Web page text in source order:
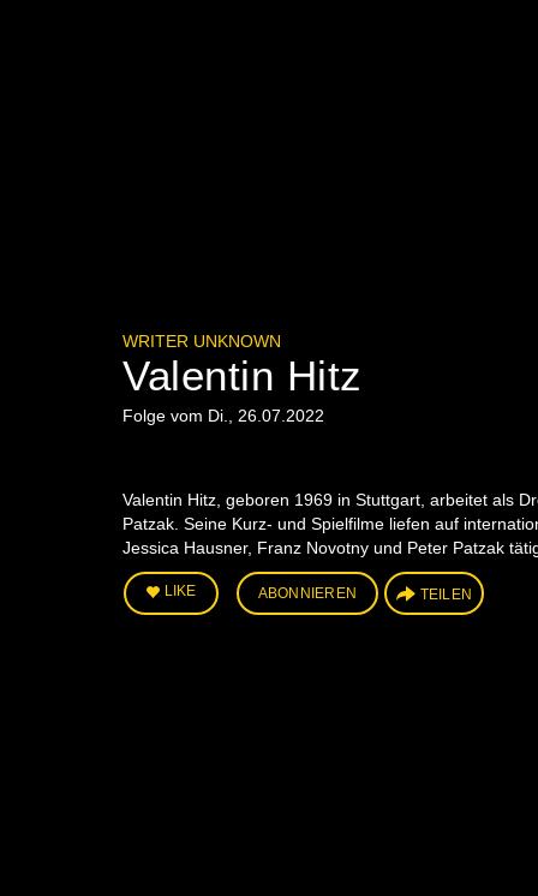
WRITER UNKNOWN
Valentin Hitz
Folge vom Di., 26.07.2022
Valentin Hitz, geboren 1969 in Stuttgart, arbeitet als
Patzak. Seine Kurz- und Spielfilme liefen auf
Jessica Hausner, Franz Novotny und Peter Patzak
LIKE ABONNIEREN TEILEN